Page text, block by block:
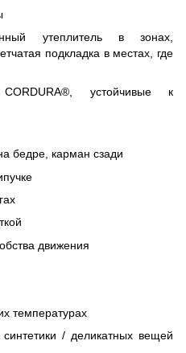
утеплитель в зонах,
подкладка в местах, где
устойчивые к
бедре, карман сзади
движения
температурах
/ деликатных вещей